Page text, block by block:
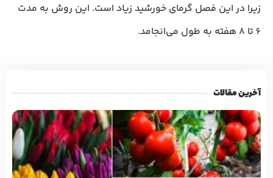
زیرا در این فصل گرمای خورشید زیاد است. این روش به مدت
6 تا 8 هفته به طول می‌انجامد.
آخرین مقالات